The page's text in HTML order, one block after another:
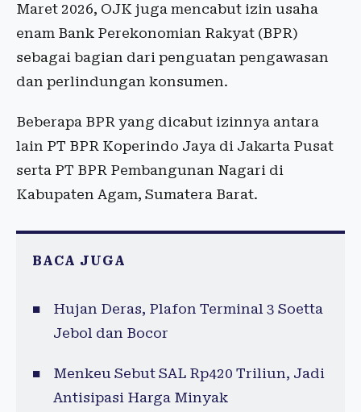
Maret 2026, OJK juga mencabut izin usaha
enam Bank Perekonomian Rakyat (BPR)
sebagai bagian dari penguatan pengawasan
dan perlindungan konsumen.
Beberapa BPR yang dicabut izinnya antara
lain PT BPR Koperindo Jaya di Jakarta Pusat
serta PT BPR Pembangunan Nagari di
Kabupaten Agam, Sumatera Barat.
BACA JUGA
Hujan Deras, Plafon Terminal 3 Soetta
Jebol dan Bocor
Menkeu Sebut SAL Rp420 Triliun, Jadi
Antisipasi Harga Minyak